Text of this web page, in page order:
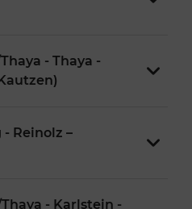
- Thaya -
Reinolz –
- Karlstein -